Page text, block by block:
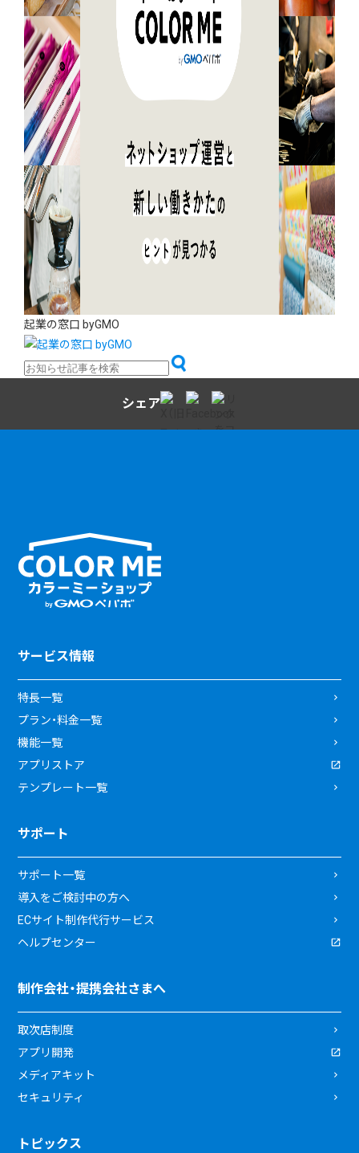
起業の窓口 byGMO
シェア
サービス情報
特長一覧
プラン・料金一覧
機能一覧
アプリストア
テンプレート一覧
サポート
サポート一覧
導入をご検討中の方へ
ECサイト制作代行サービス
ヘルプセンター
制作会社・提携会社さまへ
取次店制度
アプリ開発
メディアキット
セキュリティ
トピックス